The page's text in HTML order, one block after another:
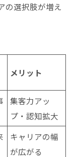
の選択肢が増え
メリット
集客力アッ
プ・認知拡大
キャリアの幅
が広がる